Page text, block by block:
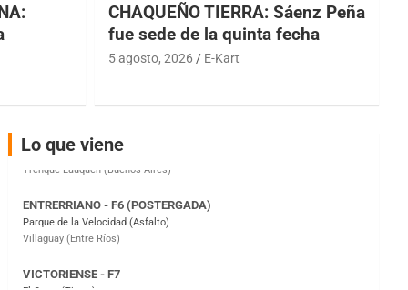
CHAQUEÑO TIERRA: Sáenz Peña
fue sede de la quinta fecha
5 agosto, 2026 E-Kart
Lo que viene
Baradero (Buenos Aires)
Ciudad de Trenque Lauquen (Asfalto)
Villaguay (Entre Ríos)
El Cerro (Tierra)
Victoria (Entre Ríos)
Moto Club Reginense (Tierra)